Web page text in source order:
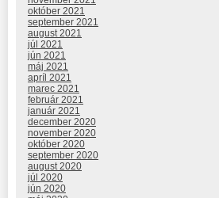
október 2021
september 2021
august 2021
júl 2021
jún 2021
máj 2021
apríl 2021
marec 2021
február 2021
január 2021
december 2020
november 2020
október 2020
september 2020
august 2020
júl 2020
jún 2020